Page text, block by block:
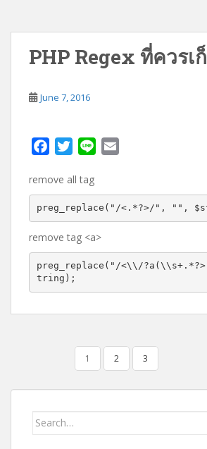
PHP Regex ที่ควรเ
June 7, 2016
c
e
b
o
o
k
i
t
e
r
e
i
remove all tag
preg_replace("/<.*?>/", "",
remove tag <a>
preg_replace("/<\\/
tring);
PAGINATION
1 2 3
Search